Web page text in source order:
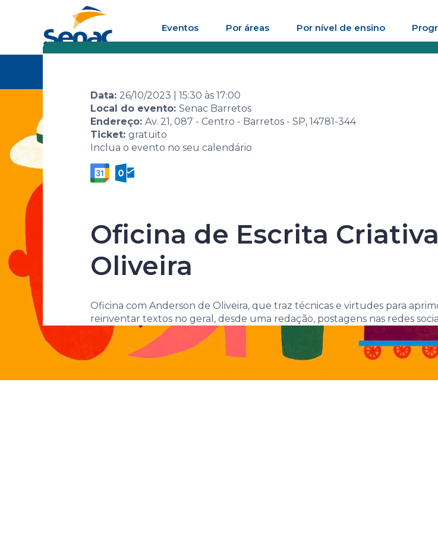
Eventos Por áreas Por nível de ensino
8ª Semana Senac de
Biografia: a
identidades locais e
Data: 26/10/2023 15:30 às 17:00
Local do evento: Senac Barretos
Endereço: Av. 21, 087 - Centro - Barretos - SP, 14781-344
Ticket: gratuito
Inclua o evento no seu calendário
Oficina de Escrita
Oliveira
Oficina com Anderson de Oliveira, que traz técnicas e virtudes para
reinventar textos no geral, desde uma redação, postagens nas redes